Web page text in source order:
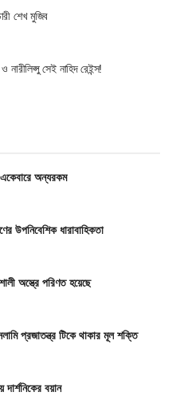
শেখ মুজিব
সেই নাহিদ রেইন্স!
একেবারে অন্যরকম
উপনিবেশিক ধারাবাহিকতা
অস্ত্রে পরিণত হয়েছে
প্রজাতন্ত্র টিকে থাকার মূল শক্তি
বয়ান